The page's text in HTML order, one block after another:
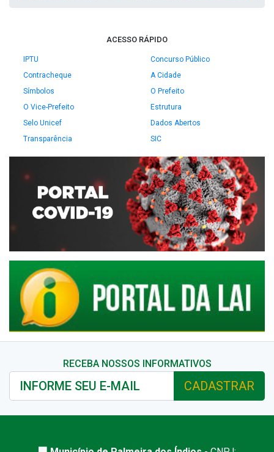
ACESSO RÁPIDO
IPTU
Concurso Público
Contracheque
A Cidade
Símbolos
O Prefeito
O Vice-Prefeito
Estrutura
Selo Unicef
Dados Abertos
Transparência
SIC
RECEBA NOSSOS INFORMATIVOS
CADASTRAR